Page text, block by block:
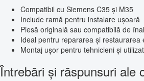
Compatibil cu Siemens C35 și M35
Include ramă pentru instalare ușoară
Piesă originală sau compatibilă de
Ideal pentru repararea și restaurarea
Montaj ușor pentru tehnicieni și
Întrebări și răspunsuri ale